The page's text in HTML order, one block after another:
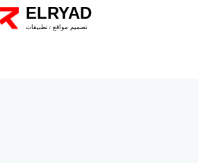
ELRYAD
تصميم مواقع / تطبيقات